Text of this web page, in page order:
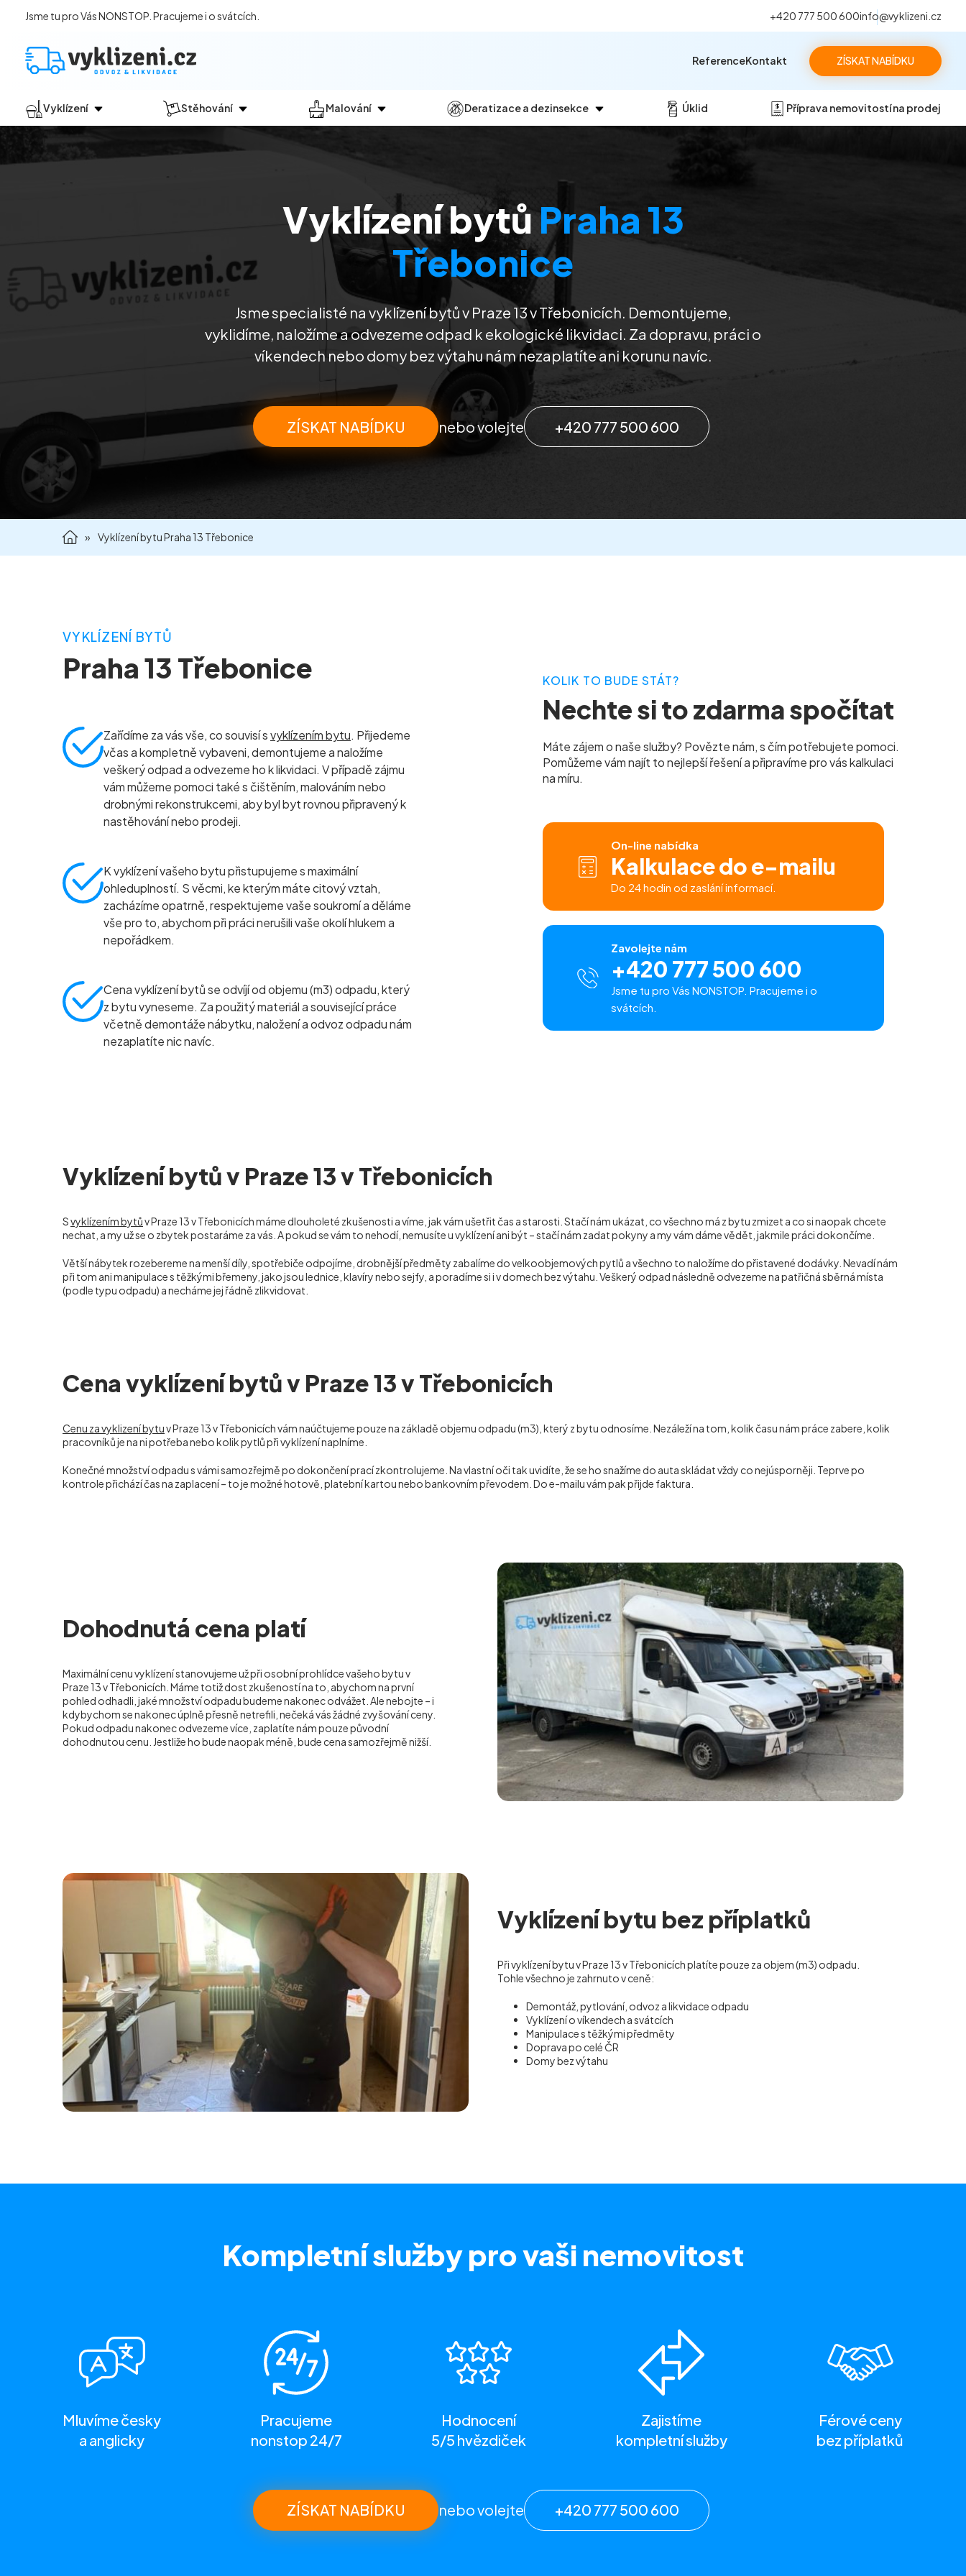
Jsme tu pro Vás NONSTOP. Pracujeme i o svátcích. +420 777 500 600info@vyklizeni.cz
ZÍSKAT NABÍDKU
Vyklízení
Jak vyklízení probíhá?
Vyklízení sklepů a garáží
Vyklízení zahrad
Stěhování Malování
Malování kanceláří
Malování komerčních prostor
Deratizace a dezinsekce
Dezinsekce
Úklid Příprava nemovitostí na prodej
ReferenceKontakt
Vyklízení bytůPraha 13
Třebonice
Jsme specialisté na vyklízení bytů v Praze 13 v Třebonicích. Demontujeme,
vyklidíme, naložíme a odvezeme odpad k ekologické likvidaci. Za dopravu, práci o
víkendech nebo domy bez výtahu nám nezaplatíte ani korunu navíc.
ZÍSKAT NABÍDKU nebo volejte +420 777 500 600
» Vyklízení bytu Praha 13 Třebonice
VYKLÍZENÍ BYTŮ
Praha 13 Třebonice
Zařídíme za vás vše, co souvisí svyklízením bytu. Přijedeme
včas a kompletně vybaveni, demontujeme a naložíme
veškerý odpad a odvezeme ho k likvidaci. V případě zájmu
vám můžeme pomoci také s čištěním, malováním nebo
drobnými rekonstrukcemi, aby byl byt rovnou připravený k
nastěhování nebo prodeji.
K vyklízení vašeho bytu přistupujeme s maximální
ohleduplností. S věcmi, ke kterým máte citový vztah,
zacházíme opatrně, respektujeme vaše soukromí a děláme
vše pro to, abychom při práci nerušili vaše okolí hlukem a
nepořádkem.
Cena vyklízení bytů se odvíjí od objemu (m3) odpadu, který
z bytu vyneseme. Za použitý materiál a související práce
včetně demontáže nábytku, naložení a odvoz odpadu nám
nezaplatíte nic navíc.
KOLIK TO BUDE STÁT?
Nechte si to zdarma spočítat
Máte zájem o naše služby? Povězte nám, s čím potřebujete pomoci.
Pomůžeme vám najít to nejlepší řešení a připravíme pro vás kalkulaci
na míru.
On-line nabídka
Kalkulace do e-mailu
Do 24 hodin od zaslání informací.
Zavolejte nám
+420 777 500 600
Jsme tu pro Vás NONSTOP. Pracujeme i o
svátcích.
Vyklízení bytů v Praze 13 v Třebonicích
Svyklízením bytův Praze 13 v Třebonicích máme dlouholeté zkušenosti a víme, jak vám ušetřit čas a starosti. Stačí nám ukázat, co všechno má z bytu zmizet a co si naopak chcete
nechat, a my už se o zbytek postaráme za vás. A pokud se vám to nehodí, nemusíte u vyklízení ani být – stačí nám zadat pokyny a my vám dáme vědět, jakmile práci dokončíme.
Větší nábytek rozebereme na menší díly, spotřebiče odpojíme, drobnější předměty zabalíme do velkoobjemových pytlů a všechno to naložíme do přistavené dodávky. Nevadí nám
při tom ani manipulace s těžkými břemeny, jako jsou lednice, klavíry nebo sejfy, a poradíme si i v domech bez výtahu. Veškerý odpad následně odvezeme na patřičná sběrná místa
(podle typu odpadu) a necháme jej řádně zlikvidovat.
Cena vyklízení bytů v Praze 13 v Třebonicích
Cenu za vyklizení bytuv Praze 13 v Třebonicích vám naúčtujeme pouze na základě objemu odpadu (m3), který z bytu odnosíme. Nezáleží na tom, kolik času nám práce zabere, kolik
pracovníků je na ni potřeba nebo kolik pytlů při vyklízení naplníme.
Konečné množství odpadu s vámi samozřejmě po dokončení prací zkontrolujeme. Na vlastní oči tak uvidíte, že se ho snažíme do auta skládat vždy co nejúsporněji. Teprve po
kontrole přichází čas na zaplacení – to je možné hotově, platební kartou nebo bankovním převodem. Do e-mailu vám pak přijde faktura.
Dohodnutá cena platí
Maximální cenu vyklízení stanovujeme už při osobní prohlídce vašeho bytu v
Praze 13 v Třebonicích. Máme totiž dost zkušeností na to, abychom na první
pohled odhadli, jaké množství odpadu budeme nakonec odvážet. Ale nebojte – i
kdybychom se nakonec úplně přesně netrefili, nečeká vás žádné zvyšování ceny.
Pokud odpadu nakonec odvezeme více, zaplatíte nám pouze původní
dohodnutou cenu. Jestliže ho bude naopak méně, bude cena samozřejmě nižší.
Vyklízení bytu bez příplatků
Při vyklízení bytu v Praze 13 v Třebonicích platíte pouze za objem (m3) odpadu.
Tohle všechno je zahrnuto v ceně:
Demontáž, pytlování, odvoz a likvidace odpadu
Vyklízení o víkendech a svátcích
Manipulace s těžkými předměty
Doprava po celé ČR
Domy bez výtahu
Kompletní službypro vaši nemovitost
Mluvíme česky
a anglicky
Pracujeme
nonstop 24/7
Hodnocení
5/5 hvězdiček
Zajistíme
kompletní služby
Férové ceny
bez příplatků
ZÍSKAT NABÍDKU nebo volejte +420 777 500 600